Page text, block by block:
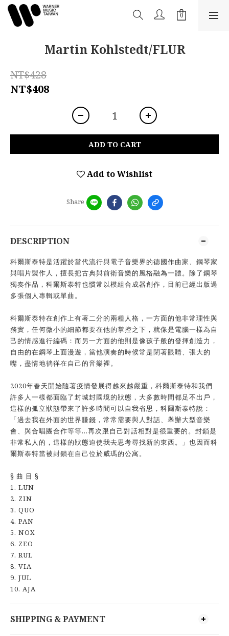
Martin Kohlstedt/FLUR
NT$428
NT$408
ADD TO CART
Add to Wishlist
Share
DESCRIPTION
科爾斯泰特是活躍於當代流行與電子音樂界的德國作曲家、鋼琴家
與唱片製作人，擅長把古典與前衛音樂的風格融為一體。除了鋼琴
獨奏作品，科爾斯泰特也慣常以模組合成器創作，目前已經出版過
多張個人專輯或單曲。
科爾斯泰特在創作上有著二分的兩種人格，一方面的他非常理性與
務實，任何微小的細節都要在他的掌控之下，就像是電腦一樣為自
己的情感進行編碼：而另一方面的他則是像孩子般的發揮創造力，
自由的在鋼琴上面漫遊，當他演奏的時候常是閉著眼睛、張大的
嘴，盡情地徜徉在自己的音樂裡。
2020年春天開始隨著疫情發展得越來越嚴重，科爾斯泰特和我們
許多人一樣都面臨了封城封國境的狀態，大多數時間都足不出戶，
這樣的孤立狀態帶來了許多時間可以自我省思，科爾斯泰特說：
「過去我在外面的世界賺錢，常常需要與人對話、舉辦大型音樂
會、與合唱團合作等等...再次跟自己對話相對是很重要的。封鎖是
非常私人的，這樣的狀態迫使我去思考尋找新的東西。」也因而科
爾斯泰特當被封鎖在自己位於威瑪的公寓。
§ 曲 目 §
1. LUN
2. ZIN
3. QUO
4. PAN
5. NOX
6. ZEO
7. RUL
8. VIA
9. JUL
10. AJA
SHIPPING & PAYMENT